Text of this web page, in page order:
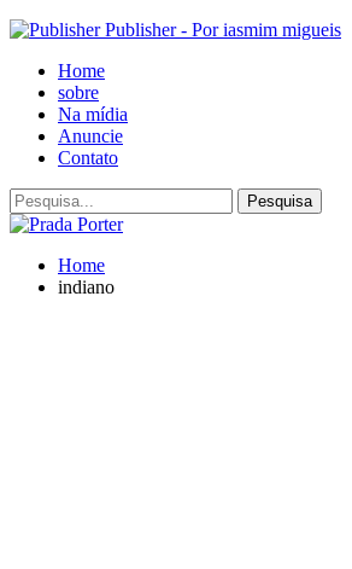
Publisher - Por iasmim migueis
Home
sobre
Na mídia
Anuncie
Contato
Home
indiano